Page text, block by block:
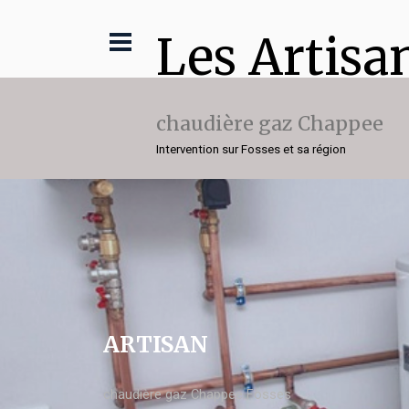
Les
chaudière gaz Chappee
Intervention sur Fosses et sa région
ARTISAN
chaudière gaz Chappee Fosses